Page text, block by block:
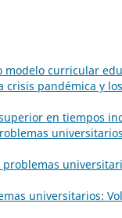
modelo curricular
crisis pandémica y
en tiempos
universitarios: